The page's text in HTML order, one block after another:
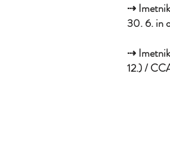
⇢
30. 6. in
⇢
12.) /